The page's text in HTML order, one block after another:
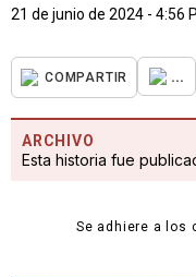
21 de junio de 2024 - 4:56
COMPARTIR ...
ARCHIVO
Esta historia fue
Se adhiere a los